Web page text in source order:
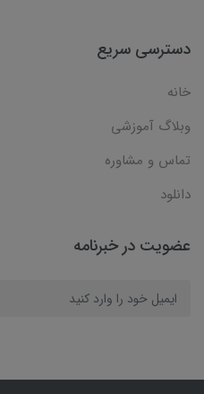
دسترسی سریع
خانه
وبلاگ آموزشی
تماس و مشاوره
دانلود
عضویت در خبرنامه